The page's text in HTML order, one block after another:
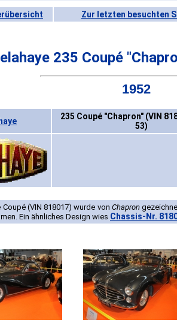
Zur letzten besuchten
235 Coupé
1952
235 Coupé "Chapron" (VIN
53)
(VIN 818017) wurde von Chapron
Ein ähnliches Design wies Chassis-Nr.